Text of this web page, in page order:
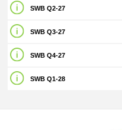
SWB Q2-27
SWB Q3-27
SWB Q4-27
SWB Q1-28